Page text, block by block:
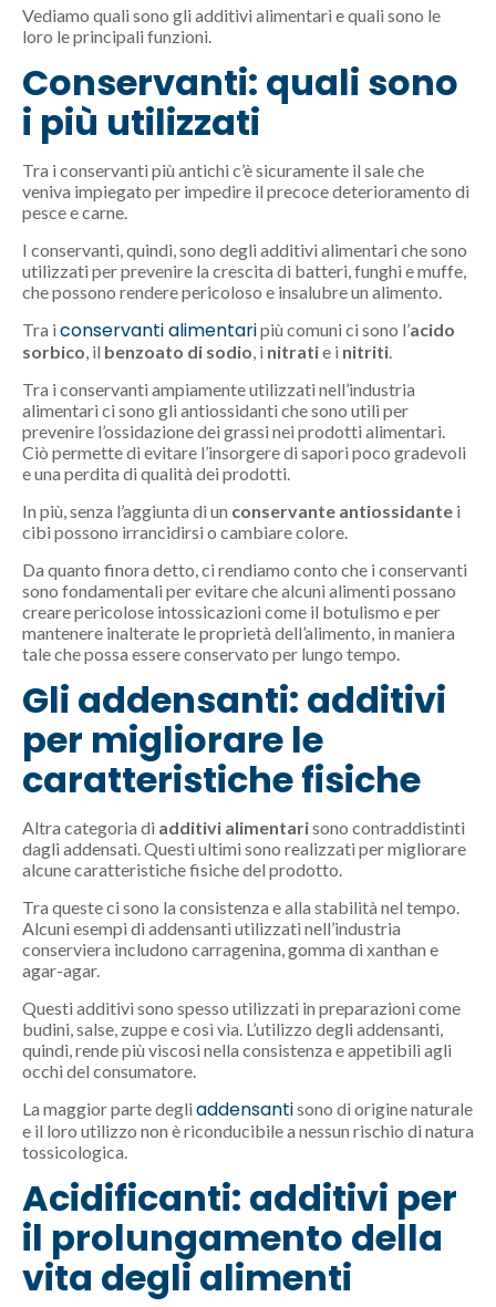
Vediamo quali sono gli additivi alimentari e quali sono le
loro le principali funzioni.
Conservanti: quali sono
i più utilizzati
Tra i conservanti più antichi c’è sicuramente il sale che
veniva impiegato per impedire il precoce deterioramento di
pesce e carne.
I conservanti, quindi, sono degli additivi alimentari che sono
utilizzati per prevenire la crescita di batteri, funghi e muffe,
che possono rendere pericoloso e insalubre un alimento.
Tra i conservanti alimentaripiù comuni ci sono l’acido
sorbico, il benzoato di sodio, i nitratie i nitriti.
Tra i conservanti ampiamente utilizzati nell’industria
alimentari ci sono gli antiossidanti che sono utili per
prevenire l’ossidazione dei grassi nei prodotti alimentari.
Ciò permette di evitare l’insorgere di sapori poco gradevoli
e una perdita di qualità dei prodotti.
In più, senza l’aggiunta di un conservante antiossidante i
cibi possono irrancidirsi o cambiare colore.
Da quanto finora detto, ci rendiamo conto che i conservanti
sono fondamentali per evitare che alcuni alimenti possano
creare pericolose intossicazioni come il botulismo e per
mantenere inalterate le proprietà dell’alimento, in maniera
tale che possa essere conservato per lungo tempo.
Gli addensanti: additivi
per migliorare le
caratteristiche fisiche
Altra categoria di additivi alimentarisono contraddistinti
dagli addensati. Questi ultimi sono realizzati per migliorare
alcune caratteristiche fisiche del prodotto.
Tra queste ci sono la consistenza e alla stabilità nel tempo.
Alcuni esempi di addensanti utilizzati nell’industria
conserviera includono carragenina, gomma di xanthan e
agar-agar.
Questi additivi sono spesso utilizzati in preparazioni come
budini, salse, zuppe e così via. L’utilizzo degli addensanti,
quindi, rende più viscosi nella consistenza e appetibili agli
occhi del consumatore.
La maggior parte degli addensantisono di origine naturale
e il loro utilizzo non è riconducibile a nessun rischio di natura
tossicologica.
Acidificanti: additivi per
il prolungamento della
vita degli alimenti